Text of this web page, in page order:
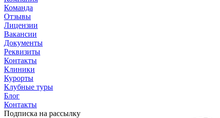
Команда
Отзывы
Лицензии
Вакансии
Документы
Реквизиты
Контакты
Клиники
Курорты
Клубные туры
Блог
Контакты
Подписка на рассылку